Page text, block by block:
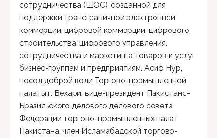
сотрудничества (ШОС), созданной для
поддержки трансграничной электронной
коммерции, цифровой коммерции, цифрового
строительства, цифрового управления,
сотрудничества и маркетинга товаров и услуг
бизнес-группам и предприятиям. Асиф Нур,
посол доброй воли Торгово-промышленной
палаты г. Вехари, вице-президент Пакистано-
Бразильского делового делового совета
Федерации торгово-промышленных палат
Пакистана, член Исламабадской торгово-